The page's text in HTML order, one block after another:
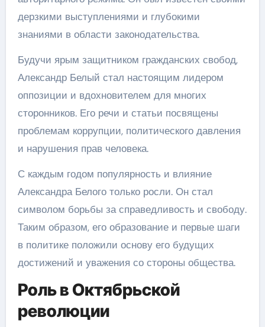
дерзкими выступлениями и глубокими
знаниями в области законодательства.
Будучи ярым защитником гражданских свобод,
Александр Белый стал настоящим лидером
оппозиции и вдохновителем для многих
сторонников. Его речи и статьи посвящены
проблемам коррупции, политического давления
и нарушения прав человека.
С каждым годом популярность и влияние
Александра Белого только росли. Он стал
символом борьбы за справедливость и свободу.
Таким образом, его образование и первые шаги
в политике положили основу его будущих
достижений и уважения со стороны общества.
Роль в Октябрьской
революции